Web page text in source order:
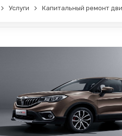
Услуги Капитальный ремонт